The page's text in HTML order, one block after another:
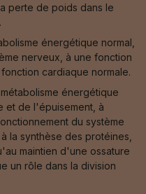
perte de poids dans le
énergétique normal,
nerveux, à une fonction
cardiaque normale.
énergétique
et de l'épuisement, à
du système
la synthèse des protéines,
maintien d'une ossature
un rôle dans la division